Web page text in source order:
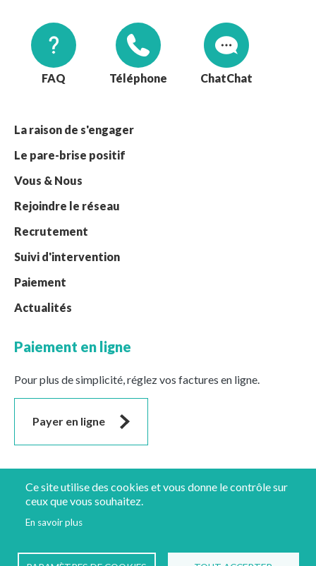
Ce site utilise des cookies et vous donne le contrôle sur
ceux que vous souhaitez.
En savoir plus
FAQ Téléphone Chat
La raison de s'engager
Le pare-brise positif
Vous & Nous
Rejoindre le réseau
Recrutement
Suivi d'intervention
Paiement
Actualités
Paiement en ligne
Pour plus de simplicité, réglez vos factures en ligne.
Payer en ligne
Suivez-nous
Mentions légales Protection des données